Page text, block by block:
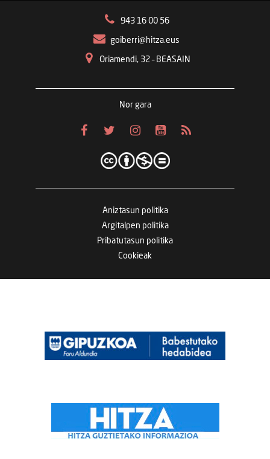
943 16 00 56
goiberri@hitza.eus
Oriamendi, 32 – BEASAIN
Nor gara
Aniztasun politika
Argitalpen politika
Pribatutasun politika
Cookieak